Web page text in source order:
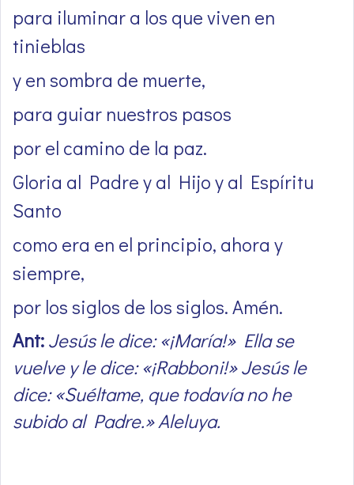
para iluminar a los que viven en
tinieblas
y en sombra de muerte,
para guiar nuestros pasos
por el camino de la paz.
Gloria al Padre y al Hijo y al Espíritu
Santo
como era en el principio, ahora y
siempre,
por los siglos de los siglos. Amén.
Ant:Jesús le dice: «¡María!» Ella se
vuelve y le dice: «¡Rabboni!» Jesús le
dice: «Suéltame, que todavía no he
subido al Padre.» Aleluya.